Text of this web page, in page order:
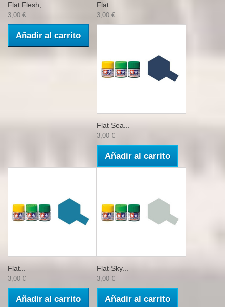
Flat Flesh,...
3,00 €
Añadir al carrito
Flat...
3,00 €
Flat Sea...
3,00 €
Añadir al carrito
Flat...
3,00 €
Añadir al carrito
Flat Sky...
3,00 €
Añadir al carrito